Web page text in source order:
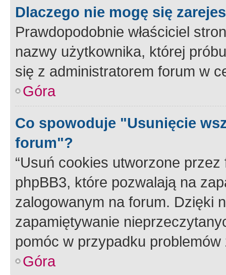
Dlaczego nie mogę się
Prawdopodobnie właściciel
nazwy użytkownika, której
się z administratorem forum w
Góra
Co spowoduje "Usunięcie
forum"?
“Usuń cookies utworzone
phpBB3, które pozwalają na
zalogowanym na forum. Dzięki
zapamiętywanie
pomóc w przypadku
Góra